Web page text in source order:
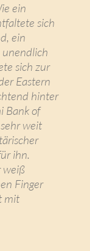
ein
sich
ein
sich zur
Eastern
hinter
Bank of
weit
ihn.
weiß
Finger
mit